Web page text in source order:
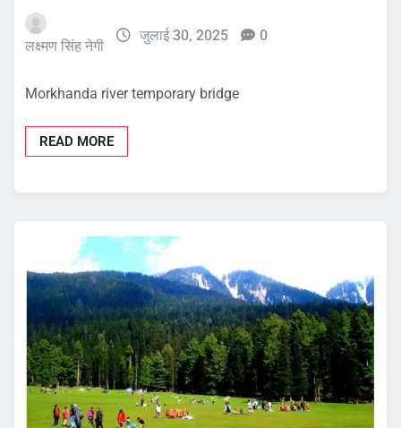
लक्ष्मण सिंह नेगी
जुलाई 30, 2025 0
Morkhanda river temporary bridge
READ MORE